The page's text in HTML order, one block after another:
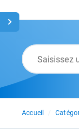
Accueil